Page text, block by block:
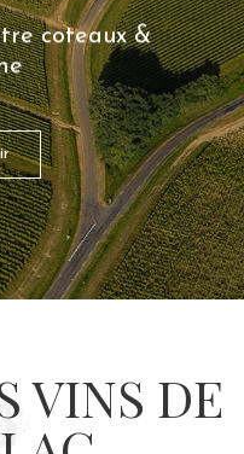
coteaux &
VINS DE